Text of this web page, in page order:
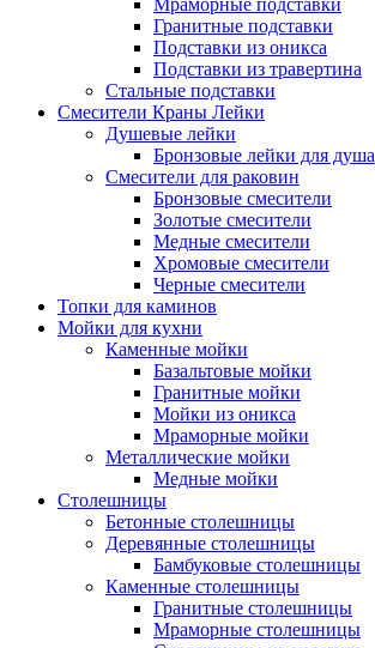
Мраморные подставки
Гранитные подставки
Подставки из оникса
Подставки из травертина
Стальные подставки
Смесители Краны Лейки
Душевые лейки
Бронзовые лейки для душа
Смесители для раковин
Бронзовые смесители
Золотые смесители
Медные смесители
Хромовые смесители
Черные смесители
Топки для каминов
Мойки для кухни
Каменные мойки
Базальтовые мойки
Гранитные мойки
Мойки из оникса
Мраморные мойки
Металлические мойки
Медные мойки
Столешницы
Бетонные столешницы
Деревянные столешницы
Бамбуковые столешницы
Каменные столешницы
Гранитные столешницы
Мраморные столешницы